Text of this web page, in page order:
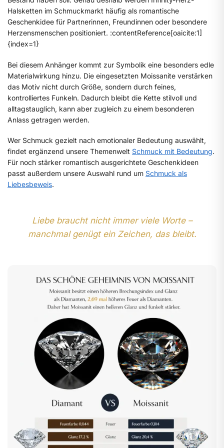
Halsketten im Schmuckmarkt häufig als romantische
Geschenkidee für Partnerinnen, Freundinnen oder besondere
Herzensmenschen positioniert. :contentReference[oaicite:1]
{index=1}
Bei diesem Anhänger kommt zur Symbolik eine besonders edle
Materialwirkung hinzu. Die eingesetzten Moissanite verstärken
das Motiv nicht durch Größe, sondern durch feines,
kontrolliertes Funkeln. Dadurch bleibt die Kette stilvoll und
alltagstauglich, kann aber zugleich zu einem besonderen
Anlass getragen werden.
Wer Schmuck gezielt nach emotionaler Bedeutung auswählt,
findet ergänzend unsere Themenwelt Schmuck mit Bedeutung.
Für noch stärker romantisch ausgerichtete Geschenkideen
passt außerdem unsere Auswahl rund um Schmuck als
Liebesbeweis.
Liebe braucht nicht immer viele Worte –
manchmal genügt ein Zeichen, das bleibt.